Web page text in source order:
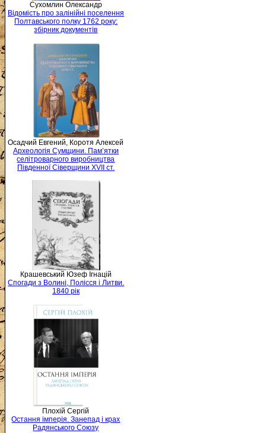
Сухомлин Олександр
Відомість про залінійні поселення
Полтавського полку 1762 року:
збірник документів
Осадчий Евгений, Коротя Алексей
Археологія Сумщини. Пам’ятки
селітроварного виробництва
Південної Сіверщини XVII ст.
Крашевський Юзеф Ігнацій
Спогади з Волині, Полісся і Литви.
1840 рік
Плохій Сергій
Остання імперія. Занепад і крах
Радянського Союзу